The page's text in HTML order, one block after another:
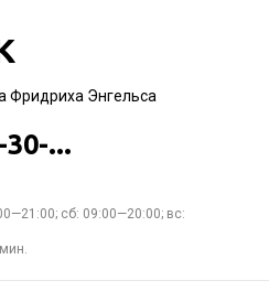
Фридриха Энгельса
30-...
сб: 09:00—20:00; вс: